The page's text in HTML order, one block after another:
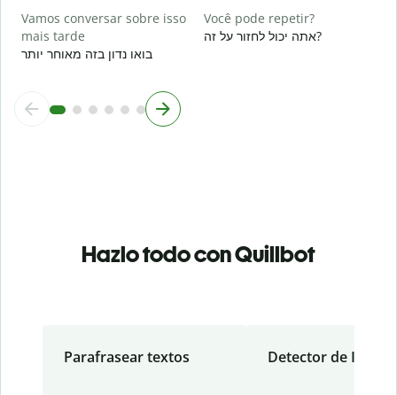
Vamos conversar sobre isso
mais tarde
בואו נדון בזה מאוחר יותר
Você pode repetir?
אתה יכול לחזור על זה?
Hazlo todo con Quillbot
Parafrasear textos Detector de IA